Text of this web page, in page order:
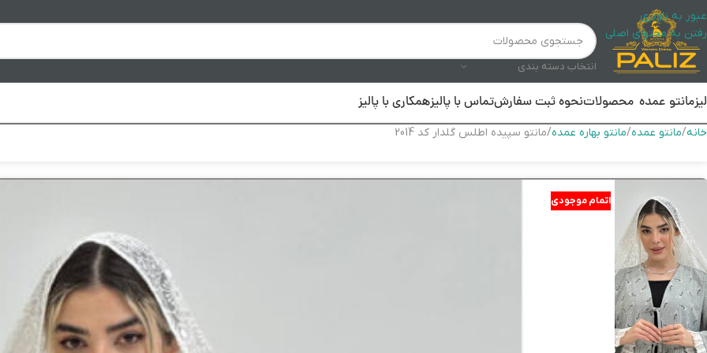
عبور به ناوبری
رفتن به محتوای اصلی
انتخاب دسته بندی
مانتو عمده محصولاتنحوه ثبت سفارشتماس با پالیزهمکاری با پالیز
خانه مانتو عمده مانتو بهاره عمده مانتو سپیده اطلس گلدار کد 2014
اتمام موجودی